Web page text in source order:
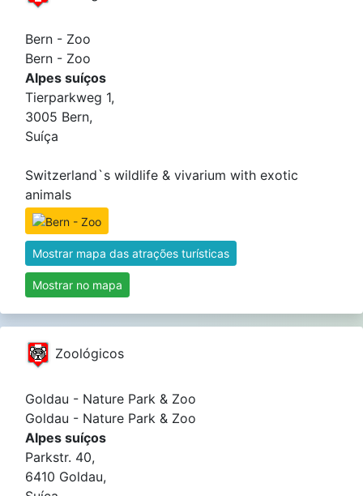
Bern - Zoo
Bern - Zoo
Alpes suíços
Tierparkweg 1,
3005 Bern,
Suíça
Switzerland`s wildlife & vivarium with exotic
animals
Mostrar mapa das atrações turísticas
Mostrar no mapa
Zoológicos
Goldau - Nature Park & ​​Zoo
Goldau - Nature Park & Zoo
Alpes suíços
Parkstr. 40,
6410 Goldau,